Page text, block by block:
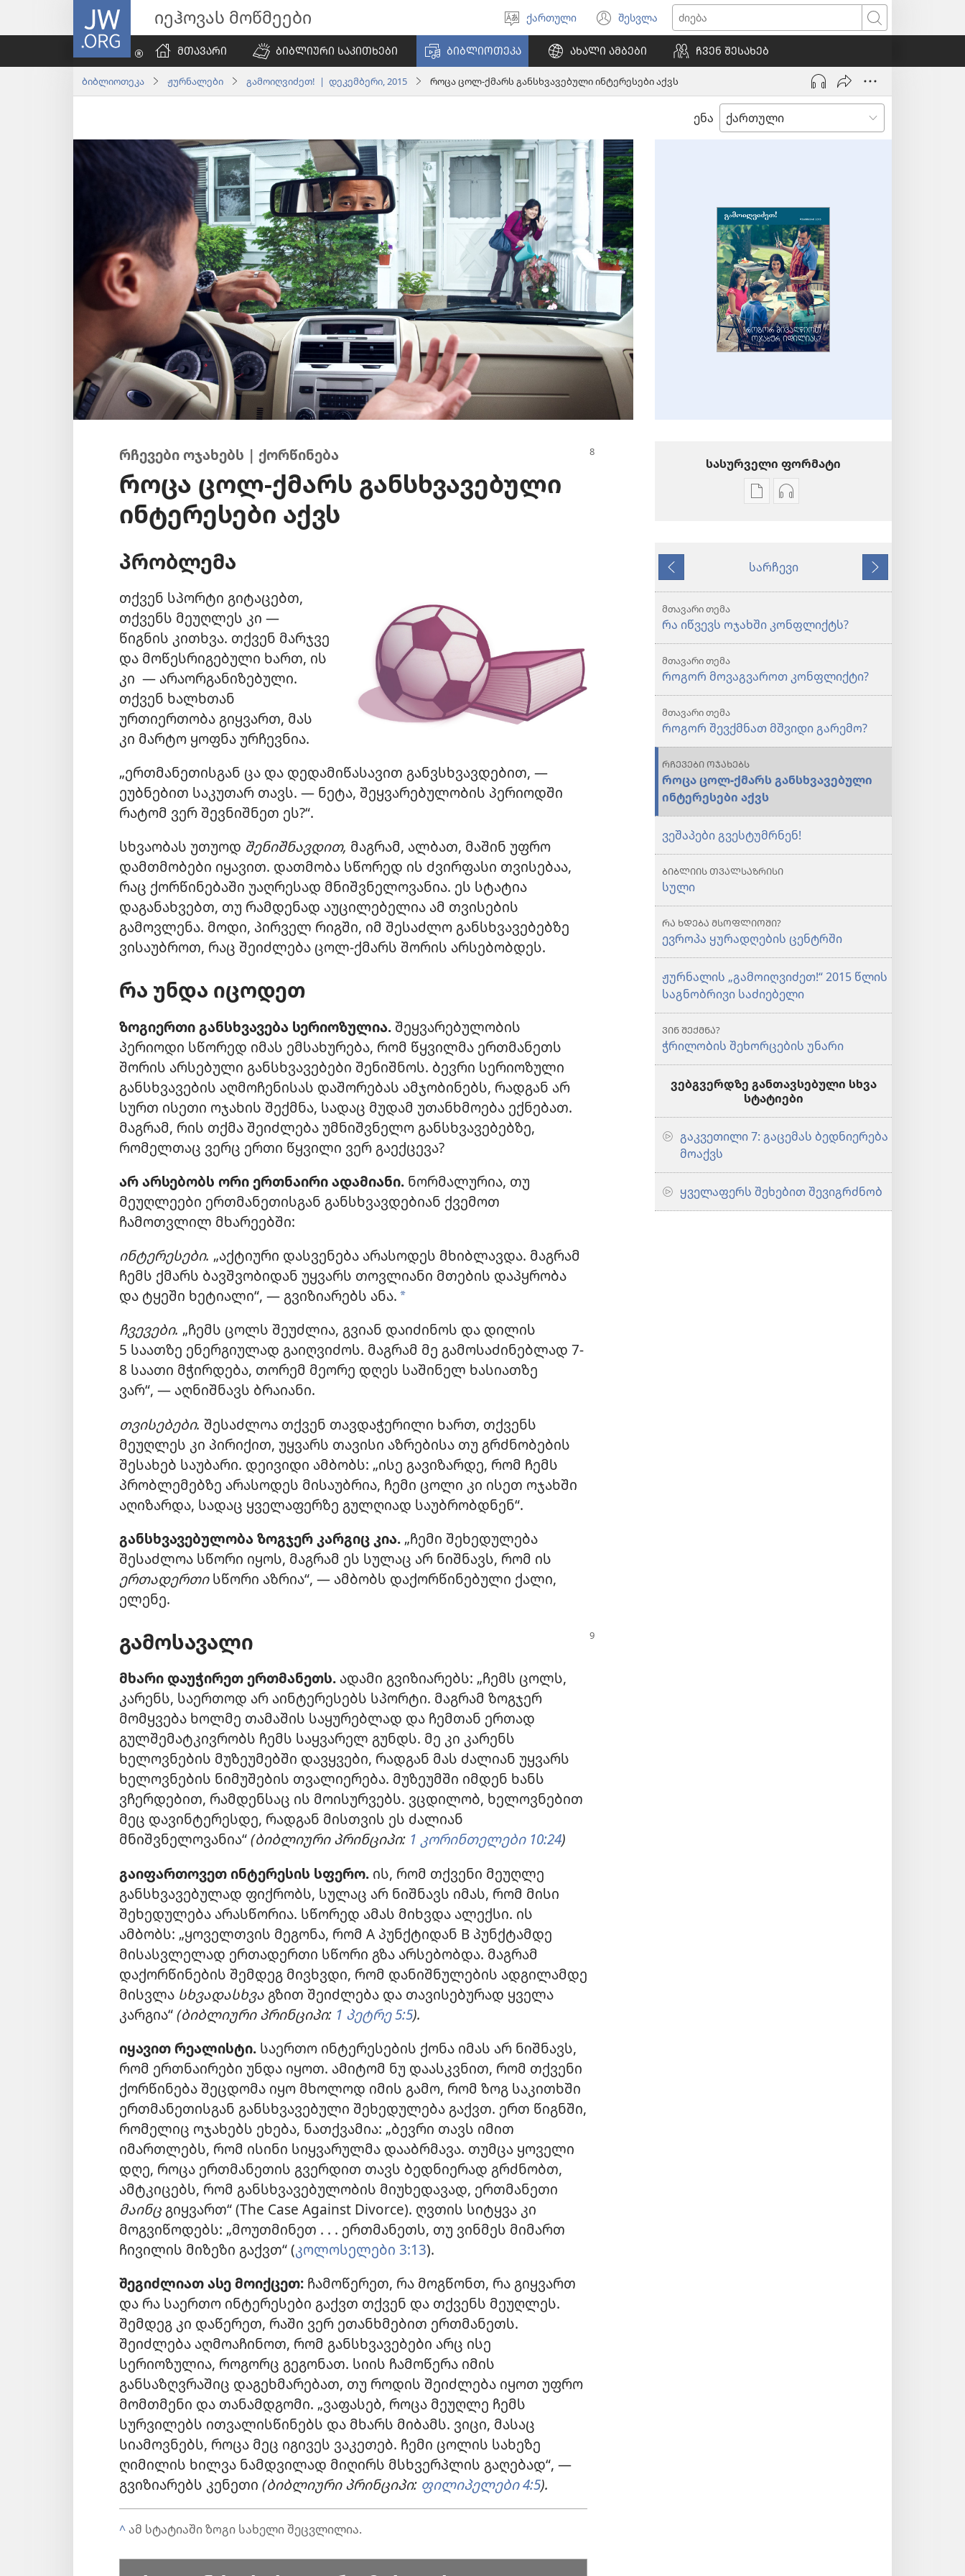
JW.ORG იეჰოვას მოწმეები
აირჩიეთ
ენა
ქართული შესვლა
(გაიხსნება
ახალი
ფანჯარა)
ძიება
ᲛᲗᲐᲕᲐᲠᲘ
ᲑᲘᲑᲚᲘᲣᲠᲘ ᲡᲐᲙᲘᲗᲮᲔᲑᲘ ᲑᲘᲑᲚᲘᲝᲗᲔᲙᲐ ᲐᲮᲐᲚᲘ ᲐᲛᲑᲔᲑᲘ ᲩᲕᲔᲜ ᲨᲔᲡᲐᲮᲔᲑ
ბიბლიოთეკა ჟურნალები გამოიღვიძეთ! | დეკემბერი, 2015 როცა ცოლ-ქმარს განსხვავებული ინტერესები აქვს
ენა
რჩევები ოჯახებს | ქორწინება
როცა ცოლ-ქმარს განსხვავებული
ინტერესები აქვს
პრობლემა
თქვენ სპორტი გიტაცებთ,
თქვენს მეუღლეს კი —
წიგნის კითხვა. თქვენ მარჯვე
და მოწესრიგებული ხართ, ის
კი — არაორგანიზებული.
თქვენ ხალხთან
ურთიერთობა გიყვართ, მას
კი მარტო ყოფნა ურჩევნია.
„ერთმანეთისგან ცა და დედამიწასავით განვსხვავდებით, —
ეუბნებით საკუთარ თავს. — ნეტა, შეყვარებულობის პერიოდში
რატომ ვერ შევნიშნეთ ეს?“.
სხვაობას უთუოდ შენიშნავდით, მაგრამ, ალბათ, მაშინ უფრო
დამთმობები იყავით. დათმობა სწორედ ის ძვირფასი თვისებაა,
რაც ქორწინებაში უაღრესად მნიშვნელოვანია. ეს სტატია
დაგანახვებთ, თუ რამდენად აუცილებელია ამ თვისების
გამოვლენა. მოდი, პირველ რიგში, იმ შესაძლო განსხვავებებზე
ვისაუბროთ, რაც შეიძლება ცოლ-ქმარს შორის არსებობდეს.
რა უნდა იცოდეთ
ზოგიერთი განსხვავება სერიოზულია.შეყვარებულობის
პერიოდი სწორედ იმას ემსახურება, რომ წყვილმა ერთმანეთს
შორის არსებული განსხვავებები შენიშნოს. ბევრი სერიოზული
განსხვავების აღმოჩენისას დაშორებას ამჯობინებს, რადგან არ
სურთ ისეთი ოჯახის შექმნა, სადაც მუდამ უთანხმოება ექნებათ.
მაგრამ, რის თქმა შეიძლება უმნიშვნელო განსხვავებებზე,
რომელთაც ვერც ერთი წყვილი ვერ გაექცევა?
არ არსებობს ორი ერთნაირი ადამიანი. ნორმალურია, თუ
მეუღლეები ერთმანეთისგან განსხვავდებიან ქვემოთ
ჩამოთვლილ მხარეებში:
ინტერესები. „აქტიური დასვენება არასოდეს მხიბლავდა. მაგრამ
ჩემს ქმარს ბავშვობიდან უყვარს თოვლიანი მთების დაპყრობა
და ტყეში ხეტიალი“, — გვიზიარებს ანა. *
ჩვევები. „ჩემს ცოლს შეუძლია, გვიან დაიძინოს და დილის
5 საათზე ენერგიულად გაიღვიძოს. მაგრამ მე გამოსაძინებლად 7-
8 საათი მჭირდება, თორემ მეორე დღეს საშინელ ხასიათზე
ვარ“, — აღნიშნავს ბრაიანი.
თვისებები. შესაძლოა თქვენ თავდაჭერილი ხართ, თქვენს
მეუღლეს კი პირიქით, უყვარს თავისი აზრებისა თუ გრძნობების
შესახებ საუბარი. დეივიდი ამბობს: „ისე გავიზარდე, რომ ჩემს
პრობლემებზე არასოდეს მისაუბრია, ჩემი ცოლი კი ისეთ ოჯახში
აღიზარდა, სადაც ყველაფერზე გულღიად საუბრობდნენ“.
განსხვავებულობა ზოგჯერ კარგიც კია. „ჩემი შეხედულება
შესაძლოა სწორი იყოს, მაგრამ ეს სულაც არ ნიშნავს, რომ ის
ერთადერთისწორი აზრია“, — ამბობს დაქორწინებული ქალი,
ელენე.
გამოსავალი
მხარი დაუჭირეთ ერთმანეთს. ადამი გვიზიარებს: „ჩემს ცოლს,
კარენს, საერთოდ არ აინტერესებს სპორტი. მაგრამ ზოგჯერ
მომყვება ხოლმე თამაშის საყურებლად და ჩემთან ერთად
გულშემატკივრობს ჩემს საყვარელ გუნდს. მე კი კარენს
ხელოვნების მუზეუმებში დავყვები, რადგან მას ძალიან უყვარს
ხელოვნების ნიმუშების თვალიერება. მუზეუმში იმდენ ხანს
ვჩერდებით, რამდენსაც ის მოისურვებს. ვცდილობ, ხელოვნებით
მეც დავინტერესდე, რადგან მისთვის ეს ძალიან
მნიშვნელოვანია“(ბიბლიური პრინციპი: 1 კორინთელები 10:24)
გაიფართოვეთ ინტერესის სფერო. ის, რომ თქვენი მეუღლე
განსხვავებულად ფიქრობს, სულაც არ ნიშნავს იმას, რომ მისი
შეხედულება არასწორია. სწორედ ამას მიხვდა ალექსი. ის
ამბობს: „ყოველთვის მეგონა, რომ A პუნქტიდან B პუნქტამდე
მისასვლელად ერთადერთი სწორი გზა არსებობდა. მაგრამ
დაქორწინების შემდეგ მივხვდი, რომ დანიშნულების ადგილამდე
მისვლა სხვადასხვა გზით შეიძლება და თავისებურად ყველა
კარგია“(ბიბლიური პრინციპი: 1 პეტრე 5:5).
იყავით რეალისტი. საერთო ინტერესების ქონა იმას არ ნიშნავს,
რომ ერთნაირები უნდა იყოთ. ამიტომ ნუ დაასკვნით, რომ თქვენი
ქორწინება შეცდომა იყო მხოლოდ იმის გამო, რომ ზოგ საკითხში
ერთმანეთისგან განსხვავებული შეხედულება გაქვთ. ერთ წიგნში,
რომელიც ოჯახებს ეხება, ნათქვამია: „ბევრი თავს იმით
იმართლებს, რომ ისინი სიყვარულმა დააბრმავა. თუმცა ყოველი
დღე, როცა ერთმანეთის გვერდით თავს ბედნიერად გრძნობთ,
ამტკიცებს, რომ განსხვავებულობის მიუხედავად, ერთმანეთი
მაინც გიყვართ“ (The Case Against Divorce). ღვთის სიტყვა კი
მოგვიწოდებს: „მოუთმინეთ . . . ერთმანეთს, თუ ვინმეს მიმართ
ჩივილის მიზეზი გაქვთ“ (კოლოსელები 3:13).
შეგიძლიათ ასე მოიქცეთ: ჩამოწერეთ, რა მოგწონთ, რა გიყვართ
და რა საერთო ინტერესები გაქვთ თქვენ და თქვენს მეუღლეს.
შემდეგ კი დაწერეთ, რაში ვერ ეთანხმებით ერთმანეთს.
შეიძლება აღმოაჩინოთ, რომ განსხვავებები არც ისე
სერიოზულია, როგორც გეგონათ. სიის ჩამოწერა იმის
განსაზღვრაშიც დაგეხმარებათ, თუ როდის შეიძლება იყოთ უფრო
მომთმენი და თანამდგომი. „ვაფასებ, როცა მეუღლე ჩემს
სურვილებს ითვალისწინებს და მხარს მიბამს. ვიცი, მასაც
სიამოვნებს, როცა მეც იგივეს ვაკეთებ. ჩემი ცოლის სახეზე
ღიმილის ხილვა ნამდვილად მიღირს მსხვერპლის გაღებად“, —
გვიზიარებს კენეთი (ბიბლიური პრინციპი: ფილიპელები 4:5).
^ამ სტატიაში ზოგი სახელი შეცვლილია.
სასურველი ფორმატი
პუბლიკაციების
როგორ
იდილიას?
აუდიოჩანაწერების
ᲒᲐᲛᲝᲘᲦᲕᲘᲫᲔᲗ!
როგორ
იდილიას?
წინა
სარჩევი
მომდევნო
მთავარი თემა
რა იწვევს ოჯახში კონფლიქტს?
მთავარი თემა
როგორ მოვაგვაროთ კონფლიქტი?
მთავარი თემა
როგორ შევქმნათ მშვიდი გარემო?
ᲠᲩᲔᲕᲔᲑᲘ ᲝᲯᲐᲮᲔᲑᲡ
როცა ცოლ-ქმარს განსხვავებული
ინტერესები აქვს
ვეშაპები გვესტუმრნენ!
ᲑᲘᲑᲚᲘᲘᲡ ᲗᲕᲐᲚᲡᲐᲖᲠᲘᲡᲘ
სული
ᲠᲐ ᲮᲓᲔᲑᲐ ᲛᲡᲝᲤᲚᲘᲝᲨᲘ?
ევროპა ყურადღების ცენტრში
ჟურნალის „გამოიღვიძეთ!“ 2015 წლის
საგნობრივი საძიებელი
ᲕᲘᲜ ᲨᲔᲥᲛᲜᲐ?
ჭრილობის შეხორცების უნარი
ვებგვერდზე განთავსებული სხვა
სტატიები
გაკვეთილი 7: გაცემას ბედნიერება
მოაქვს
ყველაფერს შეხებით შევიგრძნობ